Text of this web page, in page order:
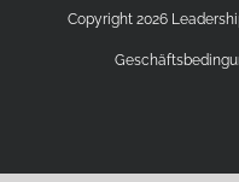
Copyright 2026